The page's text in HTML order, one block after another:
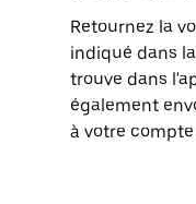
Retournez la
indiqué dans
trouve dans
également
à votre compte